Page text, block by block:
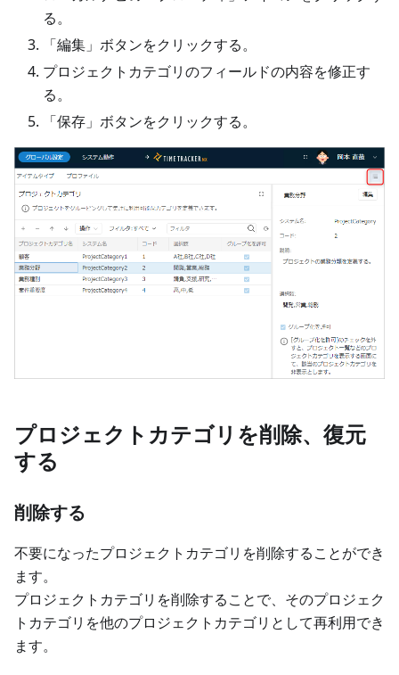
る。
「編集」ボタンをクリックする。
プロジェクトカテゴリのフィールドの内容を修正す
る。
「保存」ボタンをクリックする。
プロジェクトカテゴリを削除、復元
する
削除する
不要になったプロジェクトカテゴリを削除することができ
ます。
プロジェクトカテゴリを削除することで、そのプロジェク
トカテゴリを他のプロジェクトカテゴリとして再利用でき
ます。